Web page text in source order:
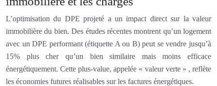
L’optimisation du DPE projeté a un impact direct sur la valeur
immobilière du bien. Des études récentes montrent qu’un logement
avec un DPE performant (étiquette A ou B) peut se vendre jusqu’à
15% plus cher qu’un bien similaire mais moins efficace
énergétiquement. Cette plus-value, appelée « valeur verte » , reflète
les économies futures réalisables sur les factures énergétiques.